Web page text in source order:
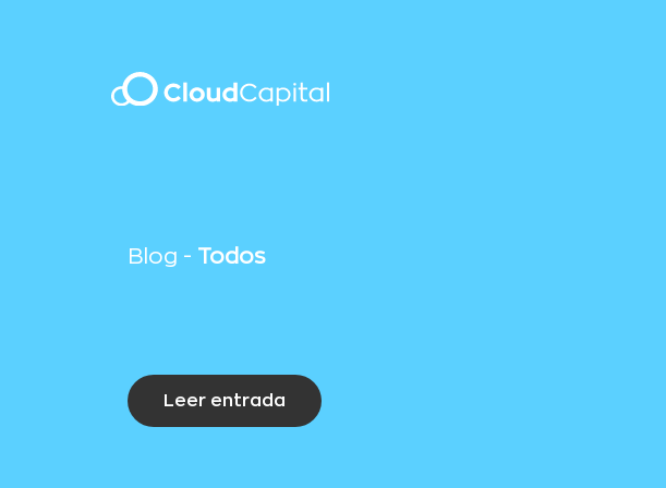
Blog - Todos
Leer entrada